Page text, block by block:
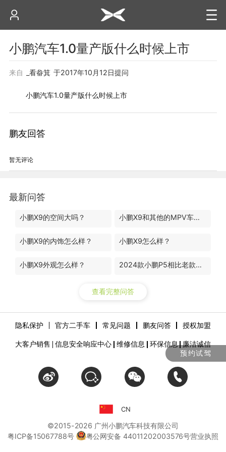
预约试驾
小鹏汽车1.0量产版什么时候上市
来自 _看畚箕 于2017年10月12日提问
小鹏汽车1.0量产版什么时候上市
鹏友回答
暂无评论
最新问答
小鹏X9的空间大吗？ 小鹏X9和其他的MPV车型有什么区别？
小鹏X9的内饰怎么样？ 小鹏X9怎么样？
小鹏X9外观怎么样？ 2024款小鹏P5相比老款升级了哪些地方？
查看完整问答
隐私保护 官方二手车 常见问题 鹏友问答 授权加盟
大客户销售 信息安全响应中心 维修信息 环保信息 廉洁诚信
CN
©2015-2026 广州小鹏汽车科技有限公司
粤ICP备15067788号
粤公网安备 44011202003576号营业执照